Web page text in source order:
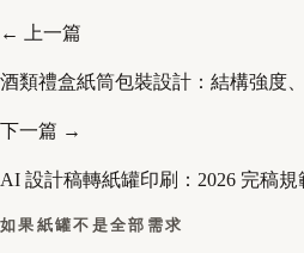
← 上一篇
酒類禮盒紙筒包裝設計：結構強度
下一篇 →
AI 設計稿轉紙罐印刷：2026 完稿
如果紙罐不是全部需求